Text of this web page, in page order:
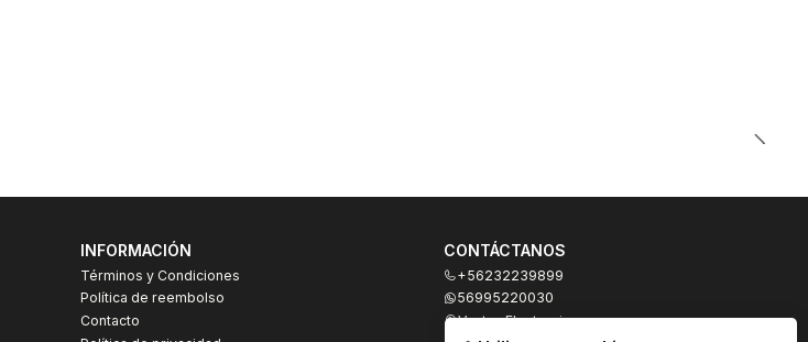
INFORMACIÓN
Términos y Condiciones
Política de reembolso
Contacto
CONTÁCTANOS
+56232239899
56995220030
Ventas Electronicas
Moneda 973, local 327